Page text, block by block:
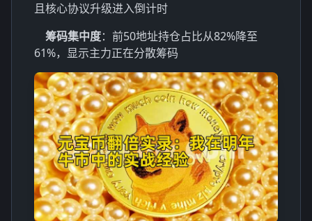
且核心协议升级进入倒计时
筹码集中度：前50地址持仓占比从82%降至
61%，显示主力正在分散筹码